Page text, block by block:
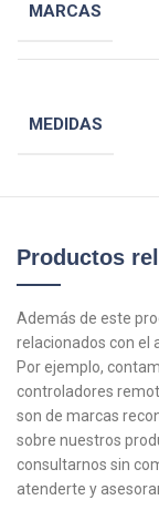
MARCAS
MEDIDAS
Productos
Además de este
relacionados con el
Por ejemplo,
controladores
son de marcas
sobre nuestros
consultarnos sin
atenderte y